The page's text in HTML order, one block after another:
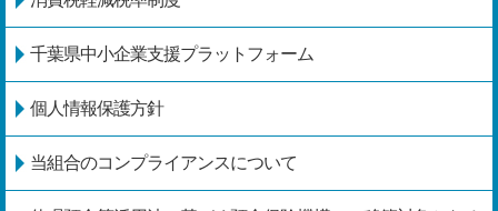
千葉県中小企業支援プラットフォーム
個人情報保護方針
当組合のコンプライアンスについて